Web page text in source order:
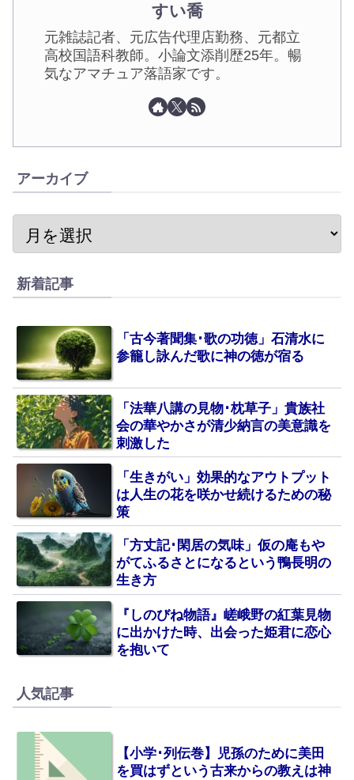
すい喬
元雑誌記者、元広告代理店勤務、元都立
高校国語科教師。小論文添削歴25年。暢
気なアマチュア落語家です。
アーカイブ
新着記事
「古今著聞集･歌の功徳」石清水に
参籠し詠んだ歌に神の徳が宿る
「法華八講の見物･枕草子」貴族社
会の華やかさが清少納言の美意識を
刺激した
「生きがい」効果的なアウトプット
は人生の花を咲かせ続けるための秘
策
「方丈記･閑居の気味」仮の庵もや
がてふるさとになるという鴨長明の
生き方
『しのびね物語』嵯峨野の紅葉見物
に出かけた時、出会った姫君に恋心
を抱いて
人気記事
【小学･列伝巻】児孫のために美田
を買はずという古来からの教えは神